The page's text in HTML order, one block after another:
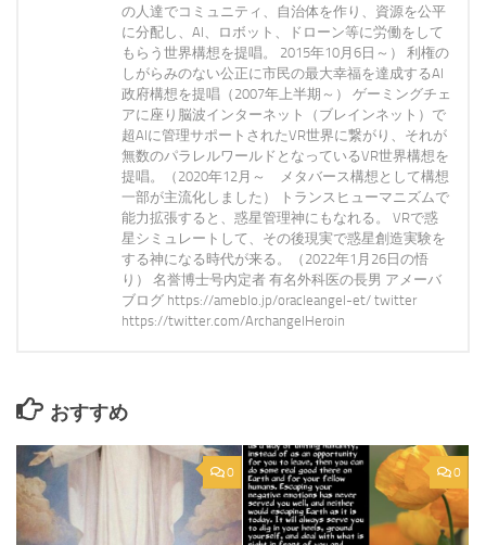
の人達でコミュニティ、自治体を作り、資源を公平
に分配し、AI、ロボット、ドローン等に労働をして
もらう世界構想を提唱。 2015年10月6日～） 利権の
しがらみのない公正に市民の最大幸福を達成するAI
政府構想を提唱（2007年上半期～） ゲーミングチェ
アに座り脳波インターネット（ブレインネット）で
超AIに管理サポートされたVR世界に繋がり、それが
無数のパラレルワールドとなっているVR世界構想を
提唱。（2020年12月～ メタバース構想として構想
一部が主流化しました） トランスヒューマニズムで
能力拡張すると、惑星管理神にもなれる。 VRで惑
星シミュレートして、その後現実で惑星創造実験を
する神になる時代が来る。（2022年1月26日の悟
り） 名誉博士号内定者 有名外科医の長男 アメーバ
ブログ https://ameblo.jp/oracleangel-et/ twitter
https://twitter.com/ArchangelHeroin
おすすめ
0 0